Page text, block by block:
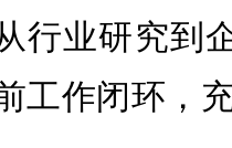
行业研究到
工作闭环，